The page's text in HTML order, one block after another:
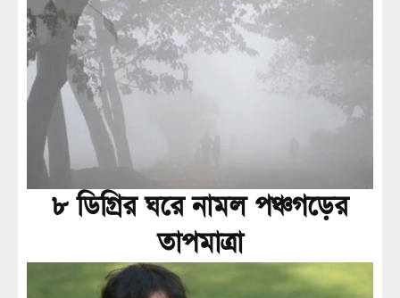
৮ ডিগ্রির ঘরে নামল পঞ্চগড়ের
তাপমাত্রা